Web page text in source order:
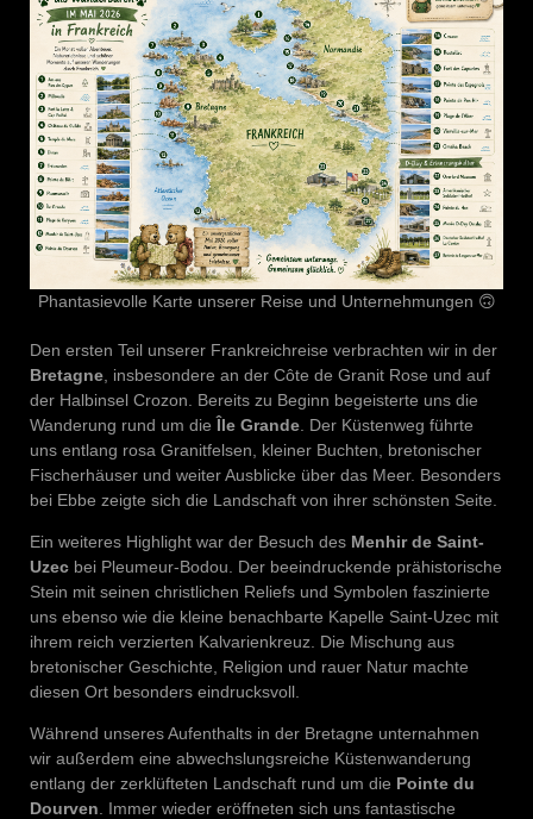
Phantasievolle Karte unserer Reise und Unternehmungen 🙃
Den ersten Teil unserer Frankreichreise verbrachten wir in der
Bretagne , insbesondere an der Côte de Granit Rose und auf
der Halbinsel Crozon. Bereits zu Beginn begeisterte uns die
Wanderung rund um die Île Grande . Der Küstenweg führte
uns entlang rosa Granitfelsen, kleiner Buchten, bretonischer
Fischerhäuser und weiter Ausblicke über das Meer. Besonders
bei Ebbe zeigte sich die Landschaft von ihrer schönsten Seite.
Ein weiteres Highlight war der Besuch des Menhir de Saint-
Uzec bei Pleumeur-Bodou. Der beeindruckende prähistorische
Stein mit seinen christlichen Reliefs und Symbolen faszinierte
uns ebenso wie die kleine benachbarte Kapelle Saint-Uzec mit
ihrem reich verzierten Kalvarienkreuz. Die Mischung aus
bretonischer Geschichte, Religion und rauer Natur machte
diesen Ort besonders eindrucksvoll.
Während unseres Aufenthalts in der Bretagne unternahmen
wir außerdem eine abwechslungsreiche Küstenwanderung
entlang der zerklüfteten Landschaft rund um die Pointe du
Dourven . Immer wieder eröffneten sich uns fantastische